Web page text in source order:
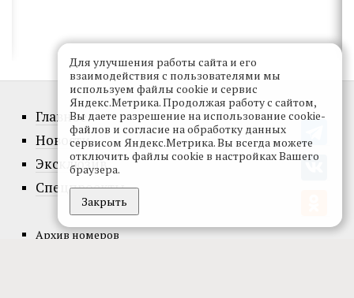
Главное
Новости
Эксклюзив
Спецпроекты
Архив номеров
Для улучшения работы сайта и его
взаимодействия с пользователями мы
используем файлы cookie и сервис
Яндекс.Метрика. Продолжая работу с сайтом,
Вы даете разрешение на использование cookie-
файлов и согласие на обработку данных
сервисом Яндекс.Метрика. Вы всегда можете
отключить файлы cookie в настройках Вашего
браузера.
Закрыть